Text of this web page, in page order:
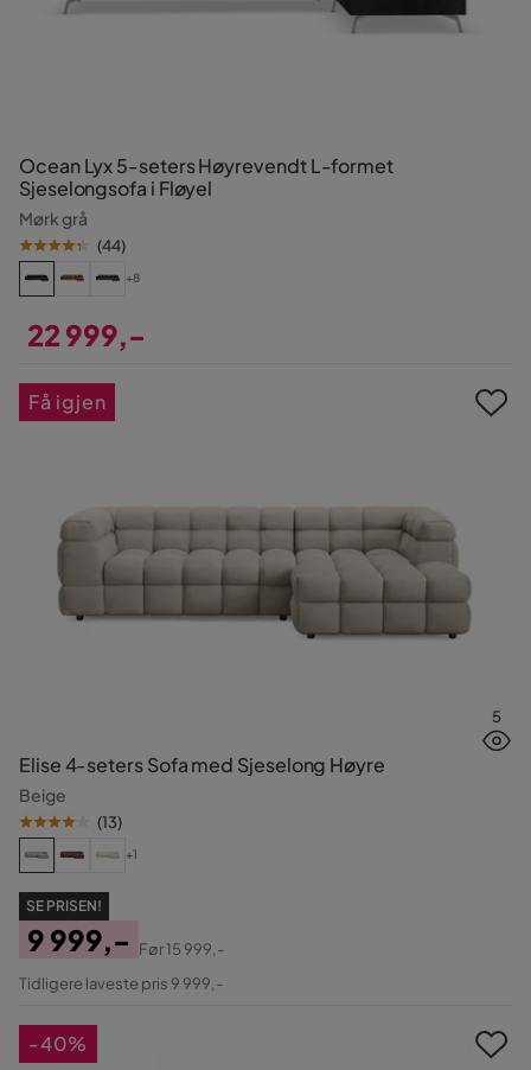
Ocean Lyx 5-seters Høyrevendt L-formet
Sjeselongsofa i Fløyel
Mørk grå
(44)
+8
22 999,-
5
Elise 4-seters Sofa med Sjeselong Høyre
Beige
(13)
+1
SE PRISEN!
Pris
9 999,-
Original
Før15 999,-
Tidligere laveste pris 9 999,-
Få igjen
-40%